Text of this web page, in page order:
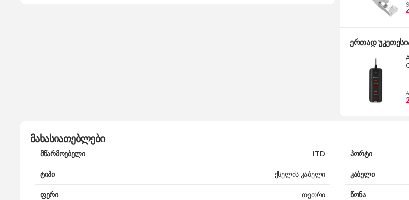
ერთად
მახასიათებლები
მწარმოებელი ITD
ტიპი ქსელის კაბელი
ფერი თეთრი
პორტი
კაბელი
წონა